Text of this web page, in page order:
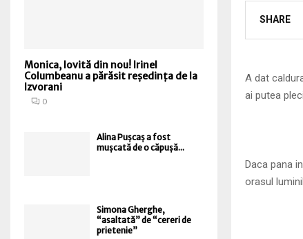
SHARE
A dat
ai putea
Daca pana
orasul
Monica, lovită din nou! Irinel
Columbeanu a părăsit reședința de la
Izvorani
0
Alina Pușcaș a fost
mușcată de o căpușă...
Simona Gherghe,
“asaltată” de “cereri de
prietenie”